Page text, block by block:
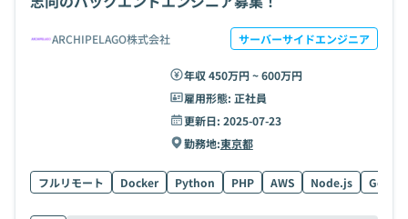
ARCHIPELAGO株式会社 サーバーサイドエンジニア
年収 450万円 ~ 600万円
雇用形態: 正社員
更新日: 2025-07-23
勤務地:東京都
フルリモート Docker Python PHP AWS Node.js Go